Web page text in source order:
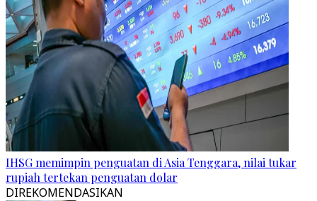
IHSG memimpin penguatan di Asia Tenggara, nilai tukar
rupiah tertekan penguatan dolar
DIREKOMENDASIKAN